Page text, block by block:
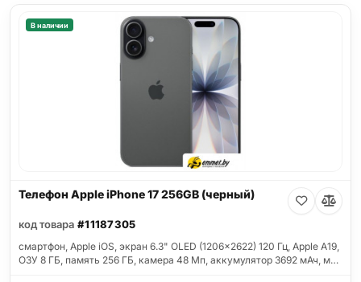
В наличии
Телефон Apple iPhone 17 256GB (черный)
код товара #11187305
смартфон, Apple iOS, экран 6.3" OLED (1206x2622) 120 Гц, Apple A19,
ОЗУ 8 ГБ, память 256 ГБ, камера 48 Мп, аккумулятор 3692 мАч, м…